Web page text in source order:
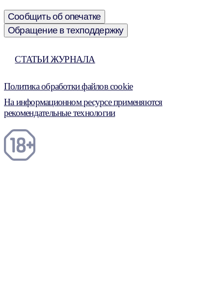
Сообщить об опечатке
Обращение в техподдержку
СТАТЬИ ЖУРНАЛА
Политика обработки файлов cookie
На информационном ресурсе применяются
рекомендательные технологии